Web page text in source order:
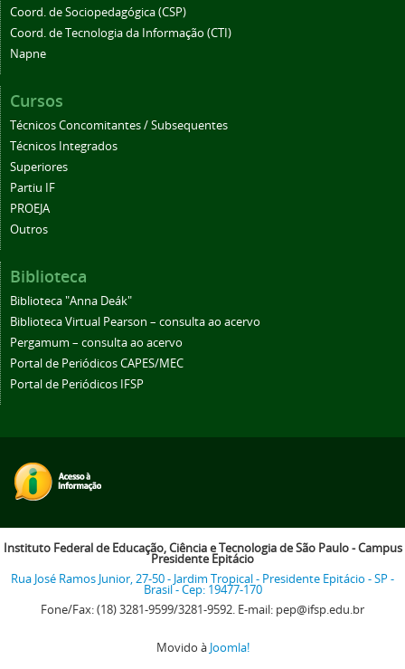
Coord. de Sociopedagógica (CSP)
Coord. de Tecnologia da Informação (CTI)
Napne
Cursos
Técnicos Concomitantes / Subsequentes
Técnicos Integrados
Superiores
Partiu IF
PROEJA
Outros
Biblioteca
Biblioteca "Anna Deák"
Biblioteca Virtual Pearson – consulta ao acervo
Pergamum – consulta ao acervo
Portal de Periódicos CAPES/MEC
Portal de Periódicos IFSP
Instituto Federal de Educação, Ciência e Tecnologia de São Paulo - Campus
Presidente Epitácio
Rua José Ramos Junior, 27-50 - Jardim Tropical - Presidente Epitácio - SP -
Brasil - Cep: 19477-170
Fone/Fax: (18) 3281-9599/3281-9592. E-mail: pep@ifsp.edu.br
Movido à Joomla!